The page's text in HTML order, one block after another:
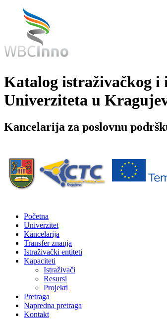
Katalog istraživačkog
Univerziteta u
Kancelarija za poslovnu
Početna
Univerzitet
Kancelarija
Transfer znanja
Istraživački entiteti
Kapaciteti
Istraživači
Resursi
Projekti
Pretraga
Napredna pretraga
Kontakt